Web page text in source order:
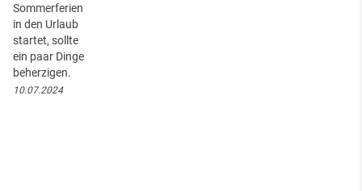
Sommerferien
in den Urlaub
startet, sollte
ein paar Dinge
beherzigen.
10.07.2024